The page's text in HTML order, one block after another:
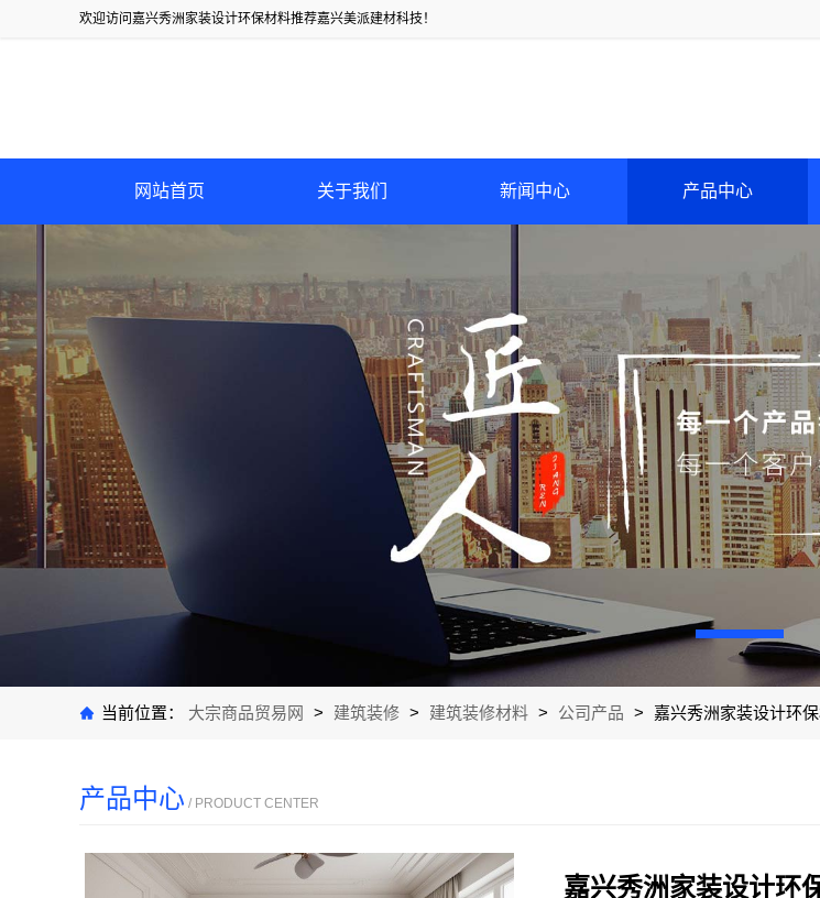
欢迎访问嘉兴秀洲家装设计环保材料推荐嘉兴美派建材科技！
网站首页 关于我们 新闻中心 产品中心
当前位置： 大宗商品贸易网 > 建筑装修 > 建筑装修材料 > 公司产品 > 嘉兴秀洲家装设计环
产品中心 / PRODUCT CENTER
嘉兴秀洲家装设计环